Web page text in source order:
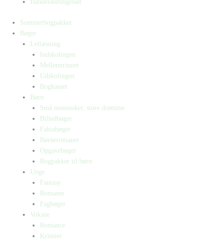
Handelsbetingelser
Sommerbogpakker
Bøger
Letlæsning
Indskolingen
Mellemtrinnet
Udskolingen
Bogkasser
Børn
Små mennesker, store drømme
Billedbøger
Faktabøger
Børneromaner
Opgavebøger
Bogpakker til børn
Unge
Fantasy
Romaner
Fagbøger
Voksne
Romance
Krimier